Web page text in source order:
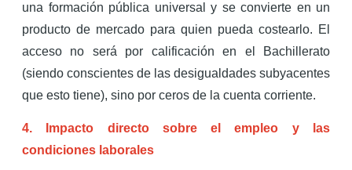
una formación pública universal y se convierte en un
producto de mercado para quien pueda costearlo. El
acceso no será por calificación en el Bachillerato
(siendo conscientes de las desigualdades subyacentes
que esto tiene), sino por ceros de la cuenta corriente.
4. Impacto directo sobre el empleo y las
condiciones laborales